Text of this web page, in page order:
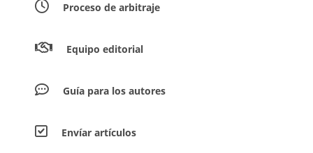
Proceso de arbitraje
Equipo editorial
Guía para los autores
Envíar artículos